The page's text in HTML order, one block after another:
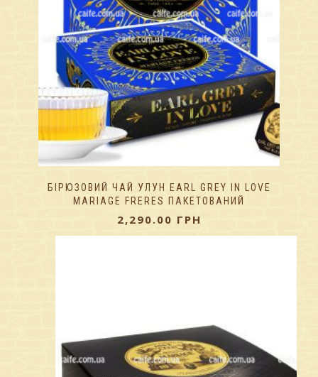
БІРЮЗОВИЙ ЧАЙ УЛУН EARL GREY IN LOVE
MARIAGE FRERES ПАКЕТОВАНИЙ
2,290.00 ГРН